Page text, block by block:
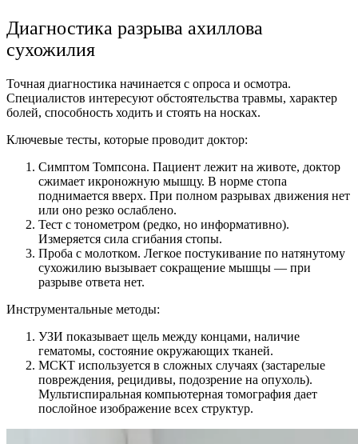
Диагностика разрыва ахиллова
сухожилия
Точная диагностика начинается с опроса и осмотра.
Специалистов интересуют обстоятельства травмы, характер
болей, способность ходить и стоять на носках.
Ключевые тесты, которые проводит доктор:
Симптом Томпсона. Пациент лежит на животе, доктор
сжимает икроножную мышцу. В норме стопа
поднимается вверх. При полном разрывах движения нет
или оно резко ослаблено.
Тест с тонометром (редко, но информативно).
Измеряется сила сгибания стопы.
Проба с молотком. Легкое постукивание по натянутому
сухожилию вызывает сокращение мышцы — при
разрыве ответа нет.
Инструментальные методы:
УЗИ показывает щель между концами, наличие
гематомы, состояние окружающих тканей.
МСКТ используется в сложных случаях (застарелые
повреждения, рецидивы, подозрение на опухоль).
Мультиспиральная компьютерная томография дает
послойное изображение всех структур.